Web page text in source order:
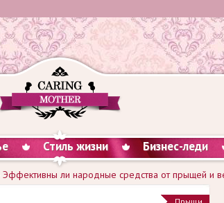
Стиль жизни Бизнес-леди
Эффективны ли народные средства от прыщей и